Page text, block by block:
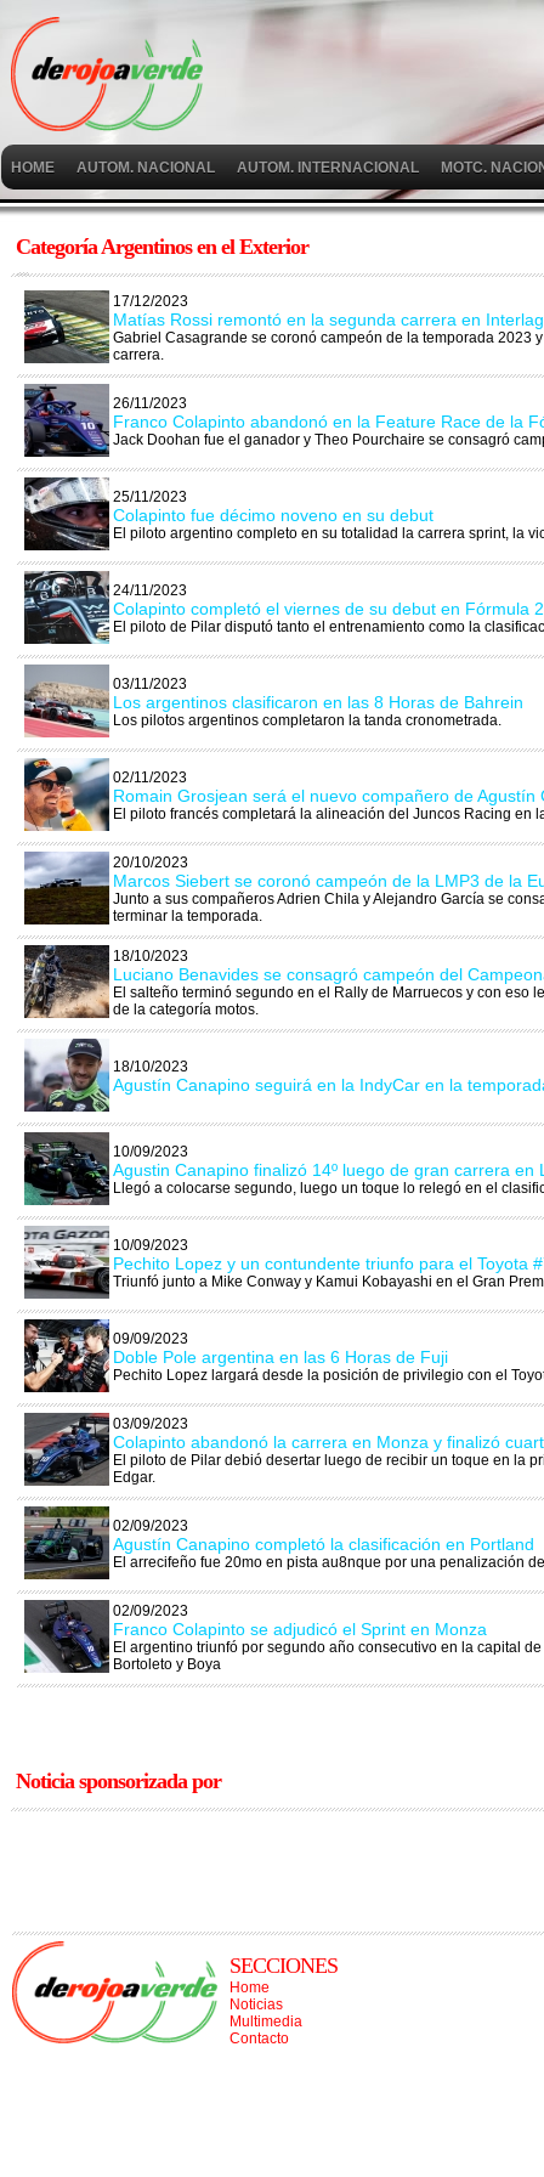
HOME AUTOM. NACIONAL AUTOM. INTERNACIONAL MOTC.
Categoría Argentinos en el Exterior
17/12/2023
Matías Rossi remontó en la segunda carrera en
Gabriel Casagrande se coronó campeón de la temporada 2023
carrera.
26/11/2023
Franco Colapinto abandonó en la Feature Race de la
Jack Doohan fue el ganador y Theo Pourchaire se consagró
25/11/2023
Colapinto fue décimo noveno en su debut
El piloto argentino completo en su totalidad la carrera sprint, la
24/11/2023
Colapinto completó el viernes de su debut en Fórmula 2
El piloto de Pilar disputó tanto el entrenamiento como la
03/11/2023
Los argentinos clasificaron en las 8 Horas de Bahrein
Los pilotos argentinos completaron la tanda cronometrada.
02/11/2023
Romain Grosjean será el nuevo compañero de Agustín
El piloto francés completará la alineación del Juncos Racing en
20/10/2023
Marcos Siebert se coronó campeón de la LMP3 de la
Junto a sus compañeros Adrien Chila y Alejandro García se
terminar la temporada.
18/10/2023
Luciano Benavides se consagró campeón del
El salteño terminó segundo en el Rally de Marruecos y con eso
de la categoría motos.
18/10/2023
Agustín Canapino seguirá en la IndyCar en la
10/09/2023
Agustin Canapino finalizó 14º luego de gran carrera en
Llegó a colocarse segundo, luego un toque lo relegó en el
10/09/2023
Pechito Lopez y un contundente triunfo para el Toyota
Triunfó junto a Mike Conway y Kamui Kobayashi en el Gran
09/09/2023
Doble Pole argentina en las 6 Horas de Fuji
Pechito Lopez largará desde la posición de privilegio con el
03/09/2023
Colapinto abandonó la carrera en Monza y finalizó
El piloto de Pilar debió desertar luego de recibir un toque en la
Edgar.
02/09/2023
Agustín Canapino completó la clasificación en Portland
El arrecifeño fue 20mo en pista au8nque por una penalización
02/09/2023
Franco Colapinto se adjudicó el Sprint en Monza
El argentino triunfó por segundo año consecutivo en la capital
Bortoleto y Boya
Noticia sponsorizada por
SECCIONES
Home
Noticias
Multimedia
Contacto